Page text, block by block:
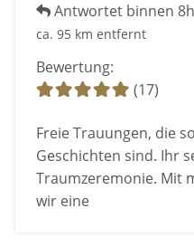
Antwortet binnen 8h
ca. 95 km entfernt
Bewertung:
(17)
Freie Trauungen, die
Geschichten sind. Ihr
Traumzeremonie. Mit
wir eine